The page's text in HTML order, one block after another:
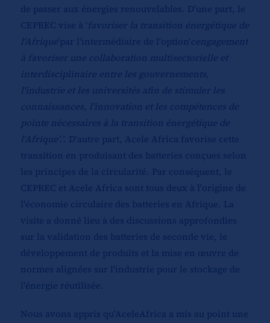
de passer aux énergies renouvelables. D'une part, le
CEPREC vise à ‘favoriser la transition énergétique de
l'Afrique’par l'intermédiaire de l'option‘cengagement
à favoriser une collaboration multisectorielle et
interdisciplinaire entre les gouvernements,
l'industrie et les universités afin de stimuler les
connaissances, l'innovation et les compétences de
pointe nécessaires à la transition énergétique de
l'Afrique’.’ . D'autre part, Acele Africa favorise cette
transition en produisant des batteries conçues selon
les principes de la circularité. Par conséquent, le
CEPREC et Acele Africa sont tous deux à l'origine de
l'économie circulaire des batteries en Afrique. La
visite a donné lieu à des discussions approfondies
sur la validation des batteries de seconde vie, le
développement de produits et la mise en œuvre de
normes alignées sur l'industrie pour le stockage de
l'énergie réutilisée.
Nous avons appris qu'AceleAfrica a mis au point une